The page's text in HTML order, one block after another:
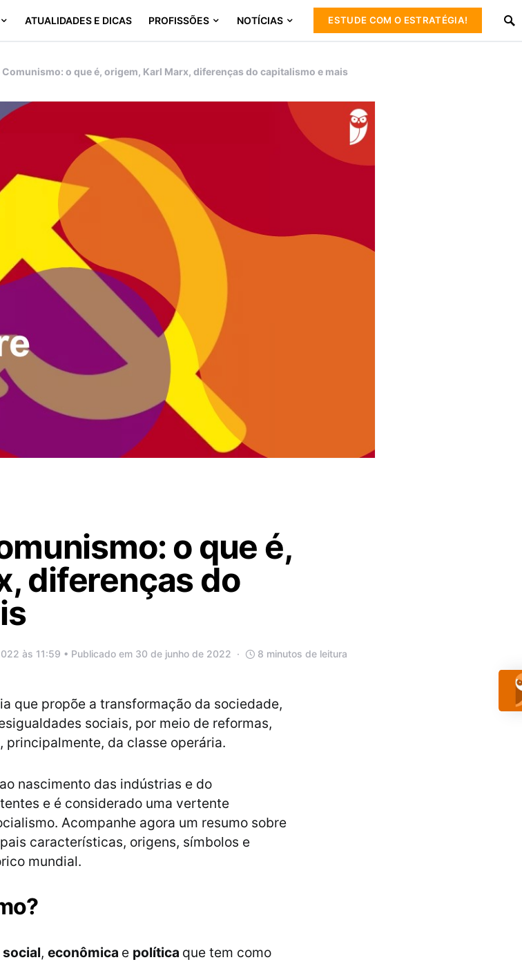
ATUALIDADES E DICAS PROFISSÕES NOTÍCIAS ESTUDE COM O ESTRATÉGIA!
Comunismo: o que é, origem, Karl Marx, diferenças do capitalismo e mais
o que é,
diferenças do
às 11:59 • Publicado em 30 de junho de 2022 8 minutos de leitura
que propõe a transformação da sociedade,
sociais, por meio de reformas,
da classe operária.
nascimento das indústrias e do
e é considerado uma vertente
Acompanhe agora um resumo sobre
características, origens, símbolos e
mundial.
social, econômica e política que tem como